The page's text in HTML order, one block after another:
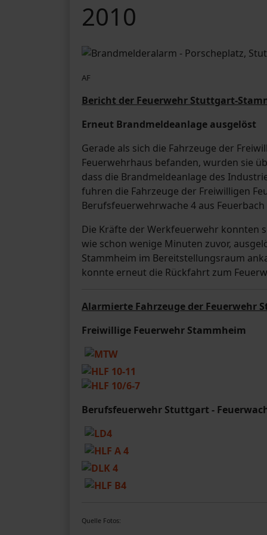
2010
AF
Bericht der Feuerwehr Stuttgart-
Erneut Brandmeldeanlage ausgelöst
Gerade als sich die Fahrzeuge der
Feuerwehrhaus befanden, wurden sie
dass die Brandmeldeanlage des
fuhren die Fahrzeuge der Freiwilligen
Berufsfeuerwehrwache 4 aus
Die Kräfte der Werkfeuerwehr konnten
wie schon wenige Minuten zuvor,
Stammheim im Bereitstellungsraum
konnte erneut die Rückfahrt zum
Alarmierte Fahrzeuge der Feuerwehr
Freiwillige Feuerwehr Stammheim
Berufsfeuerwehr Stuttgart -
Quelle Fotos: